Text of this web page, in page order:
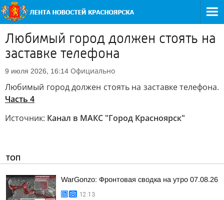
Любимый город должен стоять на
заставке телефона
9 июля 2026, 16:14 Официально
Любимый город должен стоять на заставке телефона.
Часть 4
Источник: Канал в МАКС "Город Красноярск"
ТОП
WarGonzo: Фронтовая сводка на утро 07.08.26
12:13